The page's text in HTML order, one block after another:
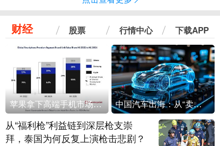
财经 股票 行情中心 下载APP
苹果拿下高端手机市场65%的份额：iPhone 17系列功不可没 中国汽车出海：从“卖出去”到“走进去”
从“福利枪”利益链到深层枪支崇
拜，泰国为何反复上演枪击悲剧？